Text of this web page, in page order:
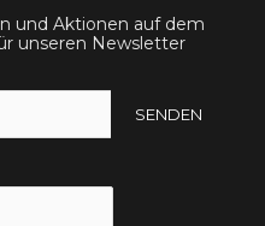
und Aktionen auf dem
unseren Newsletter
SENDEN